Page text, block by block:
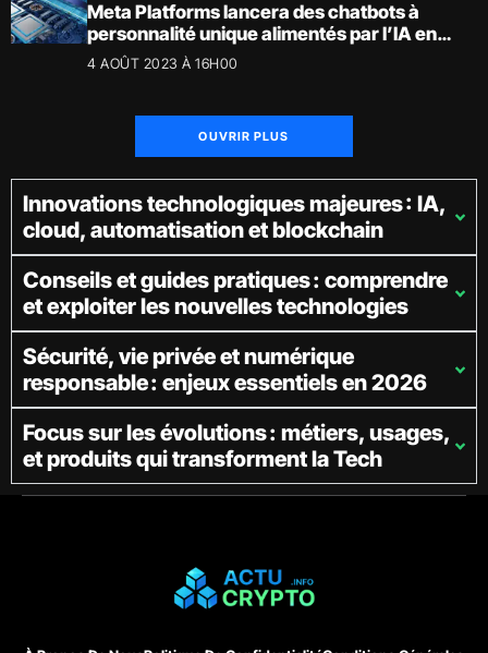
Meta Platforms lancera des chatbots à
personnalité unique alimentés par l’IA en
septembre.
4 AOÛT 2023 À 16H00
OUVRIR PLUS
Innovations technologiques majeures : IA,
cloud, automatisation et blockchain
Conseils et guides pratiques : comprendre
et exploiter les nouvelles technologies
Sécurité, vie privée et numérique
responsable : enjeux essentiels en 2026
Focus sur les évolutions : métiers, usages,
et produits qui transforment la Tech